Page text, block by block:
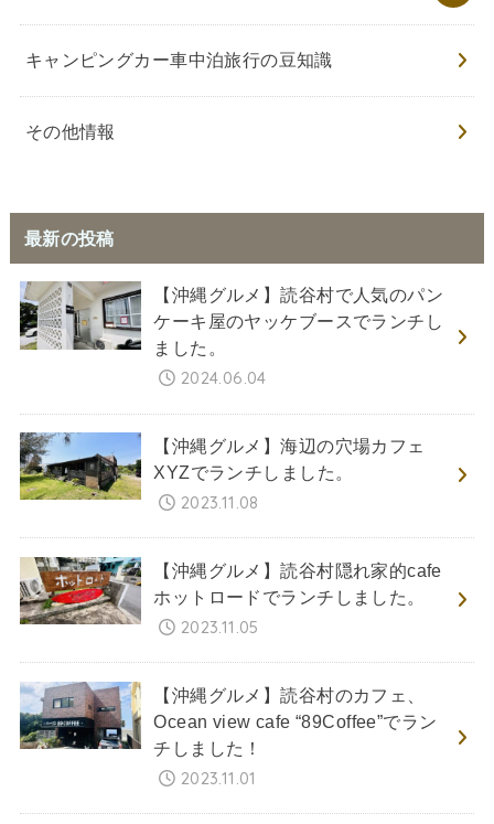
キャンピングカー車中泊旅行の豆知識
その他情報
最新の投稿
【沖縄グルメ】読谷村で人気のパン
ケーキ屋のヤッケブースでランチし
ました。
2024.06.04
【沖縄グルメ】海辺の穴場カフェ
XYZでランチしました。
2023.11.08
【沖縄グルメ】読谷村隠れ家的cafe
ホットロードでランチしました。
2023.11.05
【沖縄グルメ】読谷村のカフェ、
Ocean view cafe “89Coffee”でラン
チしました！
2023.11.01